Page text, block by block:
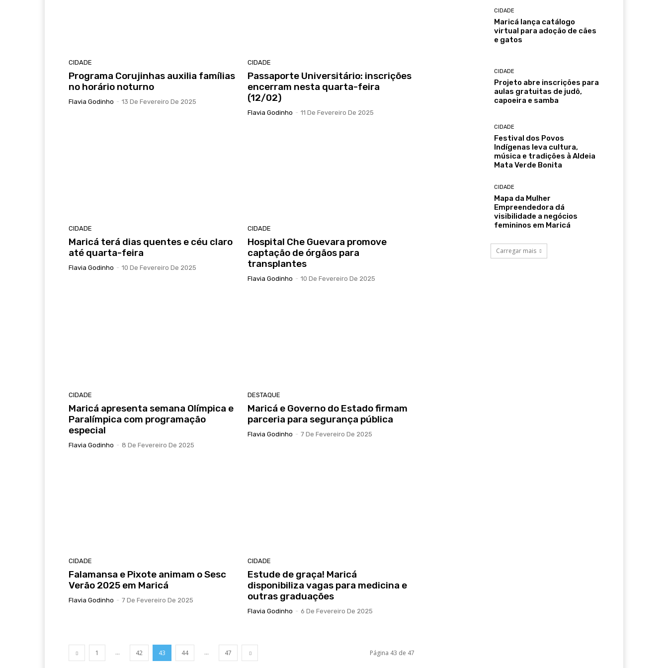
CIDADE
Programa Corujinhas auxilia famílias
no horário noturno
Flavia Godinho - 13 De Fevereiro De 2025
CIDADE
Passaporte Universitário: inscrições
encerram nesta quarta-feira
(12/02)
Flavia Godinho - 11 De Fevereiro De 2025
CIDADE
Maricá terá dias quentes e céu claro
até quarta-feira
Flavia Godinho - 10 De Fevereiro De 2025
CIDADE
Hospital Che Guevara promove
captação de órgãos para
transplantes
Flavia Godinho - 10 De Fevereiro De 2025
CIDADE
Maricá apresenta semana Olímpica e
Paralímpica com programação
especial
Flavia Godinho - 8 De Fevereiro De 2025
DESTAQUE
Maricá e Governo do Estado firmam
parceria para segurança pública
Flavia Godinho - 7 De Fevereiro De 2025
CIDADE
Falamansa e Pixote animam o Sesc
Verão 2025 em Maricá
Flavia Godinho - 7 De Fevereiro De 2025
CIDADE
Estude de graça! Maricá
disponibiliza vagas para medicina e
outras graduações
Flavia Godinho - 6 De Fevereiro De 2025
1 ... 42 43 44 ... 47 Página 43 de 47
CIDADE
Maricá lança catálogo
virtual para adoção de cães
e gatos
CIDADE
Projeto abre inscrições para
aulas gratuitas de judô,
capoeira e samba
CIDADE
Festival dos Povos
Indígenas leva cultura,
música e tradições à Aldeia
Mata Verde Bonita
CIDADE
Mapa da Mulher
Empreendedora dá
visibilidade a negócios
femininos em Maricá
Carregar mais